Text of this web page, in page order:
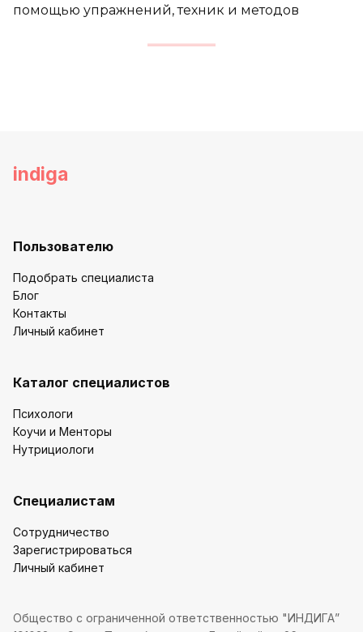
помощью упражнений, техник и методов
indiga
Пользователю
Подобрать специалиста
Блог
Контакты
Личный кабинет
Каталог специалистов
Психологи
Коучи и Менторы
Нутрициологи
Специалистам
Сотрудничество
Зарегистрироваться
Личный кабинет
Общество с ограниченной ответственностью "ИНДИГА”